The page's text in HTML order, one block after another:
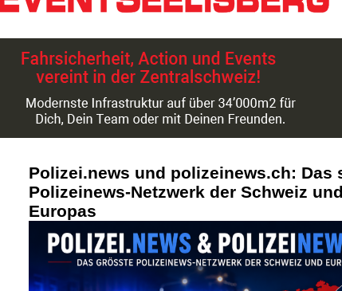
Polizei.news und polizeinews.ch: Das
Polizeinews-Netzwerk der Schweiz und
Europas